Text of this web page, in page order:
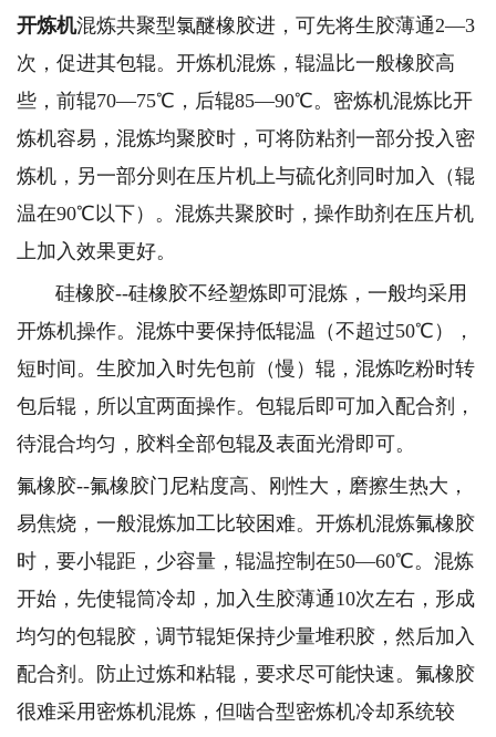
开炼机混炼共聚型氯醚橡胶进，可先将生胶薄通2—3
次，促进其包辊。开炼机混炼，辊温比一般橡胶高
些，前辊70—75℃，后辊85—90℃。密炼机混炼比开
炼机容易，混炼均聚胶时，可将防粘剂一部分投入密
炼机，另一部分则在压片机上与硫化剂同时加入（辊
温在90℃以下）。混炼共聚胶时，操作助剂在压片机
上加入效果更好。
硅橡胶--硅橡胶不经塑炼即可混炼，一般均采用
开炼机操作。混炼中要保持低辊温（不超过50℃），
短时间。生胶加入时先包前（慢）辊，混炼吃粉时转
包后辊，所以宜两面操作。包辊后即可加入配合剂，
待混合均匀，胶料全部包辊及表面光滑即可。
氟橡胶--氟橡胶门尼粘度高、刚性大，磨擦生热大，
易焦烧，一般混炼加工比较困难。开炼机混炼氟橡胶
时，要小辊距，少容量，辊温控制在50—60℃。混炼
开始，先使辊筒冷却，加入生胶薄通10次左右，形成
均匀的包辊胶，调节辊矩保持少量堆积胶，然后加入
配合剂。防止过炼和粘辊，要求尽可能快速。氟橡胶
很难采用密炼机混炼，但啮合型密炼机冷却系统较